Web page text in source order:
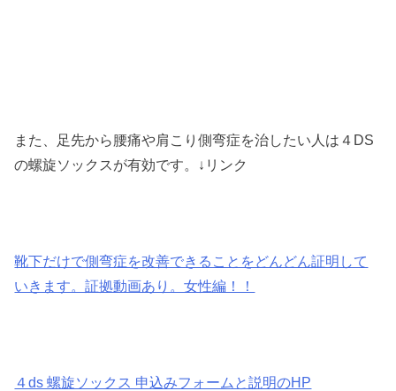
また、足先から腰痛や肩こり側弯症を治したい人は４DS
の螺旋ソックスが有効です。↓リンク
靴下だけで側弯症を改善できることをどんどん証明して
いきます。証拠動画あり。女性編！！
４ds 螺旋ソックス 申込みフォームと説明のHP